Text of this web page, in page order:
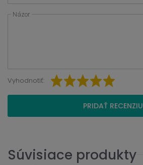
Názor
Vyhodnotiť:
PRIDAŤ RECENZIU
Súvisiace produkty